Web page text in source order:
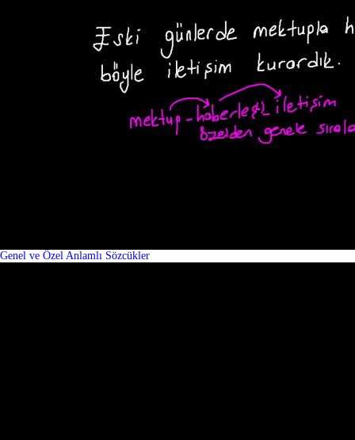
Genel ve Özel Anlamlı Sözcükler